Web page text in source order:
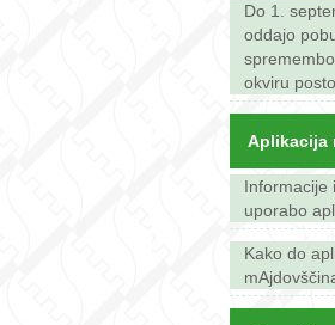
Do 1.
oddajo
okviru
Aplikacija
Informacije
uporabo
Kako do